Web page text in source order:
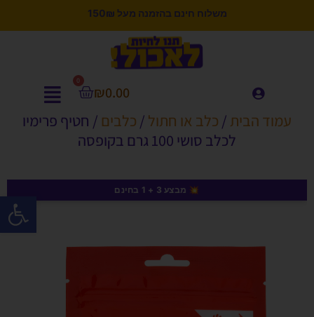
פתח
משלוח חינם בהזמנה מעל 150₪
₪0.00
0
עמוד הבית / כלב או חתול / כלבים / חטיף פרימיו
לכלב סושי 100 גרם בקופסה
💥 מבצע 3 + 1 בחינם